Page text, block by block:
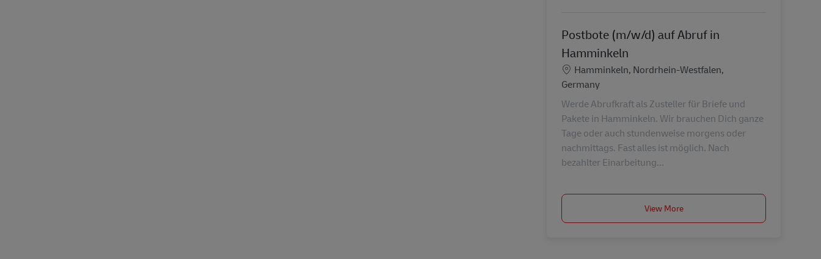
Postbote (m/w/d) auf Abruf in
Hamminkeln
Lokalizacja
Hamminkeln, Nordrhein-Westfalen,
Germany
Werde Abrufkraft als Zusteller für Briefe und
Pakete in Hamminkeln. Wir brauchen Dich ganze
Tage oder auch stundenweise morgens oder
nachmittags. Fast alles ist möglich. Nach
bezahlter Einarbeitung...
View More